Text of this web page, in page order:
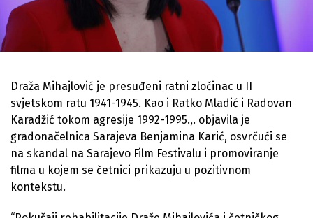
Draža Mihajlović je presuđeni ratni zločinac u II
svjetskom ratu 1941-1945. Kao i Ratko Mladić i Radovan
Karadžić tokom agresije 1992-1995.,. objavila je
gradonačelnica Sarajeva Benjamina Karić, osvrčući se
na skandal na Sarajevo Film Festivalu i promoviranje
filma u kojem se četnici prikazuju u pozitivnom
kontekstu.